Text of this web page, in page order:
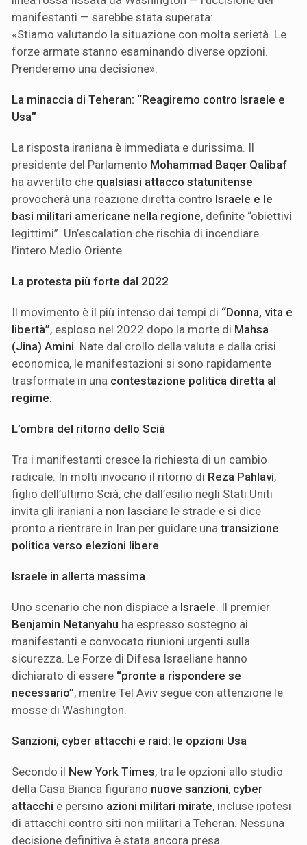
manifestanti — sarebbe stata superata:
«Stiamo valutando la situazione con molta serietà. Le
forze armate stanno esaminando diverse opzioni.
Prenderemo una decisione».
La minaccia di Teheran: “Reagiremo contro Israele e
Usa”
La risposta iraniana è immediata e durissima. Il
presidente del Parlamento Mohammad Baqer Qalibaf
ha avvertito che qualsiasi attacco statunitense
provocherà una reazione diretta contro Israele e le
basi militari americane nella regione, definite “obiettivi
legittimi”. Un’escalation che rischia di incendiare
l’intero Medio Oriente.
La protesta più forte dal 2022
Il movimento è il più intenso dai tempi di “Donna, vita e
libertà”, esploso nel 2022 dopo la morte di Mahsa
(Jina) Amini . Nate dal crollo della valuta e dalla crisi
economica, le manifestazioni si sono rapidamente
trasformate in una contestazione politica diretta al
regime
L’ombra del ritorno dello Scià
Tra i manifestanti cresce la richiesta di un cambio
radicale. In molti invocano il ritorno di Reza Pahlavi,
figlio dell’ultimo Scià, che dall’esilio negli Stati Uniti
invita gli iraniani a non lasciare le strade e si dice
pronto a rientrare in Iran per guidare una transizione
politica verso elezioni libere
Israele in allerta massima
Uno scenario che non dispiace a Israele . Il premier
Benjamin Netanyahu ha espresso sostegno ai
manifestanti e convocato riunioni urgenti sulla
sicurezza. Le Forze di Difesa Israeliane hanno
dichiarato di essere “pronte a rispondere se
necessario”, mentre Tel Aviv segue con attenzione le
mosse di Washington.
Sanzioni, cyber attacchi e raid: le opzioni Usa
Secondo il New York Times, tra le opzioni allo studio
della Casa Bianca figurano nuove sanzioni, cyber
attacchi e persino azioni militari mirate, incluse ipotesi
di attacchi contro siti non militari a Teheran. Nessuna
decisione definitiva è stata ancora presa.